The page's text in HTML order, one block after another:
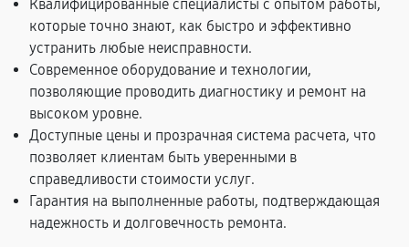
Квалифицированные специалисты с опытом работы,
которые точно знают, как быстро и эффективно
устранить любые неисправности.
Современное оборудование и технологии,
позволяющие проводить диагностику и ремонт на
высоком уровне.
Доступные цены и прозрачная система расчета, что
позволяет клиентам быть уверенными в
справедливости стоимости услуг.
Гарантия на выполненные работы, подтверждающая
надежность и долговечность ремонта.